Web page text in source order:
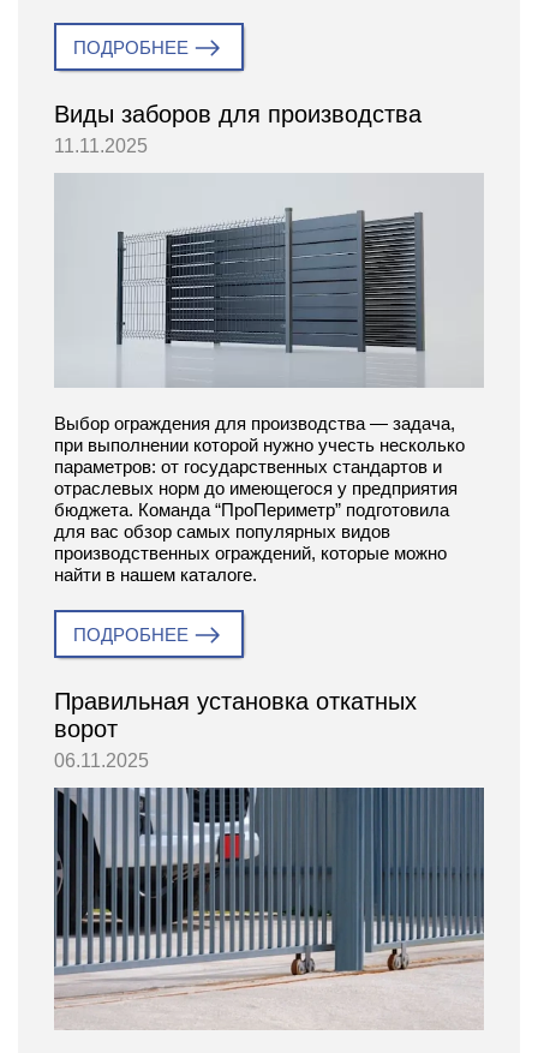
ПОДРОБНЕЕ
Виды заборов для производства
11.11.2025
Выбор ограждения для производства — задача,
при выполнении которой нужно учесть несколько
параметров: от государственных стандартов и
отраслевых норм до имеющегося у предприятия
бюджета. Команда “ПроПериметр” подготовила
для вас обзор самых популярных видов
производственных ограждений, которые можно
найти в нашем каталоге.
ПОДРОБНЕЕ
Правильная установка откатных
ворот
06.11.2025